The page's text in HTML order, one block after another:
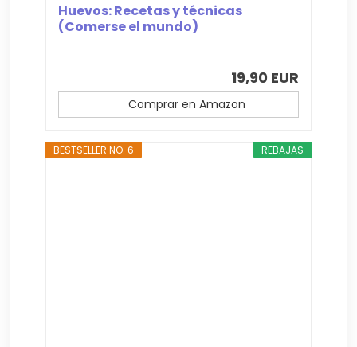
Huevos: Recetas y técnicas
(Comerse el mundo)
19,90 EUR
Comprar en Amazon
REBAJAS
BESTSELLER NO. 6